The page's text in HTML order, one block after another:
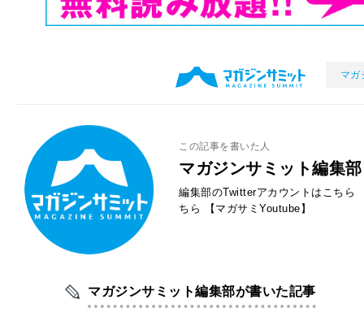
マガ
この記事を書いた人
マガジンサミット編集部
編集部のTwitterアカウントはこちら
ちら
【マガサミYoutube】
マガジンサミット編集部が書いた記事